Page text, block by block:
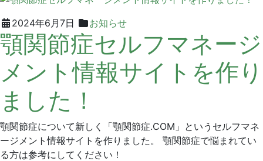
タ
リ
ニ
ッ
2024年6月7日 お知らせ2024
年
11
月
29
グ
リ
ー
ン
デ
ル
ク
リ
顎関節症セルフマネージ
メント情報サイトを作り
ました！
顎関節症について新しく「顎関節症.COM」というセルフマネ
ージメント情報サイトを作りました。 顎関節症で悩まれてい
る方は参考にしてください！